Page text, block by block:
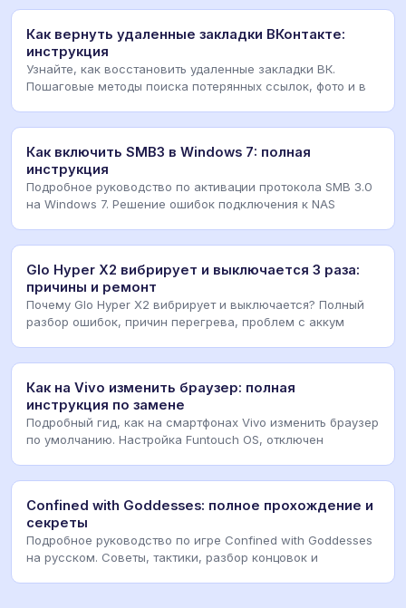
Как вернуть удаленные закладки ВКонтакте:
инструкция
Узнайте, как восстановить удаленные закладки ВК.
Пошаговые методы поиска потерянных ссылок, фото и в
Как включить SMB3 в Windows 7: полная
инструкция
Подробное руководство по активации протокола SMB 3.0
на Windows 7. Решение ошибок подключения к NAS
Glo Hyper X2 вибрирует и выключается 3 раза:
причины и ремонт
Почему Glo Hyper X2 вибрирует и выключается? Полный
разбор ошибок, причин перегрева, проблем с аккум
Как на Vivo изменить браузер: полная
инструкция по замене
Подробный гид, как на смартфонах Vivo изменить браузер
по умолчанию. Настройка Funtouch OS, отключен
Confined with Goddesses: полное прохождение и
секреты
Подробное руководство по игре Confined with Goddesses
на русском. Советы, тактики, разбор концовок и